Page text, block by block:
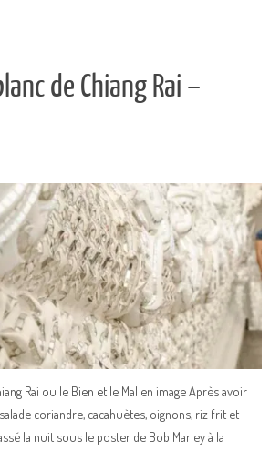
de Chiang Rai –
Rai ou le Bien et le Mal en image Après avoir
coriandre, cacahuètes, oignons, riz frit et
la nuit sous le poster de Bob Marley à la